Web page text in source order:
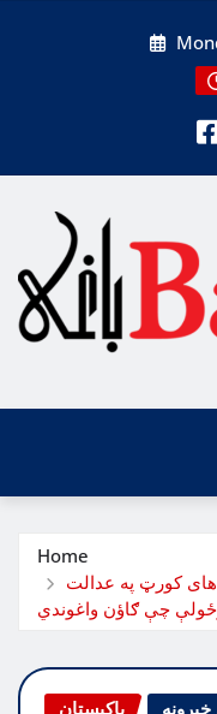
Home
اباد های کورټ په عدالت
پاکیستان خبرونه